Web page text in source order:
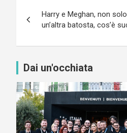
articoli
Harry e Meghan, non
un’altra batosta, cos’è
Dai un'occhiata